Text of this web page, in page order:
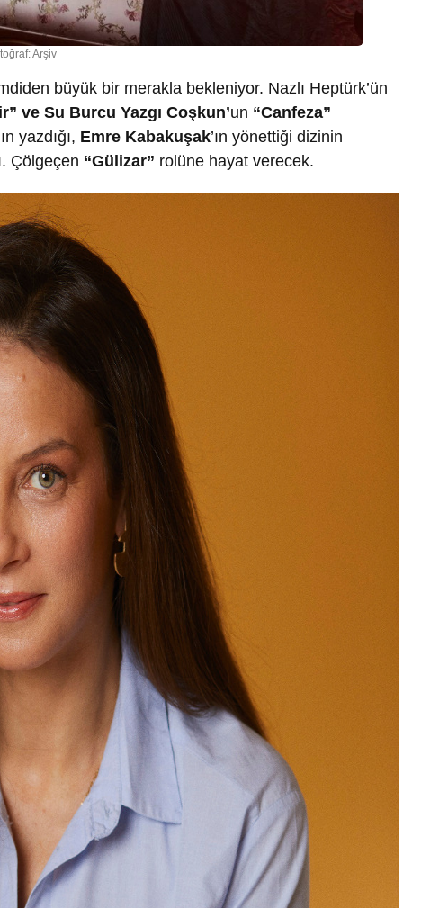
Arşiv
büyük bir merakla bekleniyor. Nazlı Heptürk’ün
ve Su Burcu Yazgı Coşkun’un “Canfeza”
yazdığı, Emre Kabakuşak’ın yönettiği dizinin
Çölgeçen “Gülizar” rolüne hayat verecek.